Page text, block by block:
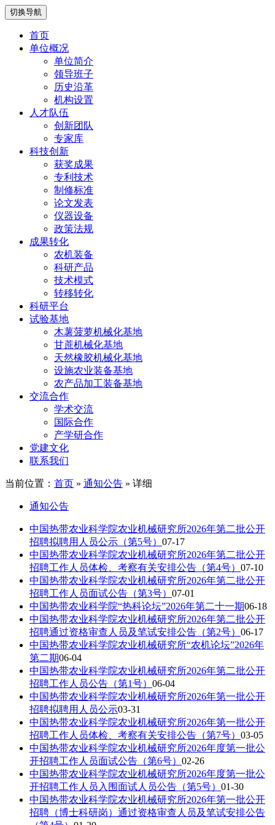
切换导航
首页
单位概况
单位简介
领导班子
历史沿革
机构设置
人才队伍
创新团队
专家库
科技创新
获奖成果
专利技术
制修标准
论文发表
仪器设备
政策法规
成果转化
农机装备
科研产品
技术模式
转移转化
科研平台
试验基地
木薯菠萝机械化基地
甘蔗机械化基地
天然橡胶机械化基地
设施农业装备基地
农产品加工装备基地
交流合作
学术交流
国际合作
产学研合作
党建文化
联系我们
当前位置： 首页 » 通知公告 » 详细
通知公告
中国热带农业科学院农业机械研究所2026年第二批公开
招聘拟聘用人员公示（第5号） 07-17
中国热带农业科学院农业机械研究所2026年第二批公开
招聘工作人员体检、考察有关安排公告（第4号） 07-10
中国热带农业科学院农业机械研究所2026年第二批公开
招聘工作人员面试公告（第3号） 07-01
中国热带农业科学院“热科论坛”2026年第二十一期06-18
中国热带农业科学院农业机械研究所2026年第二批公开
招聘通过资格审查人员及笔试安排公告（第2号） 06-17
中国热带农业科学院农业机械研究所“农机论坛”2026年
第二期06-04
中国热带农业科学院农业机械研究所2026年第二批公开
招聘工作人员公告（第1号） 06-04
中国热带农业科学院农业机械研究所2026年第一批公开
招聘拟聘用人员公示03-31
中国热带农业科学院农业机械研究所2026年第一批公开
招聘工作人员体检、考察有关安排公告（第7号） 03-05
中国热带农业科学院农业机械研究所2026年度第一批公
开招聘工作人员面试公告（第6号） 02-26
中国热带农业科学院农业机械研究所2026年度第一批公
开招聘工作人员入围面试人员公告（第5号） 01-30
中国热带农业科学院农业机械研究所2026年第一批公开
招聘（博士科研岗）通过资格审查人员及笔试安排公告